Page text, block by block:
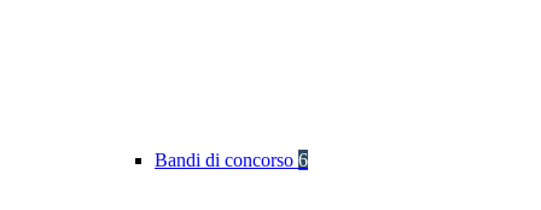
Bandi di concorso 6